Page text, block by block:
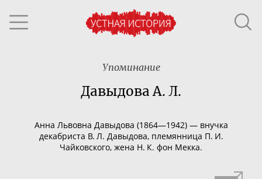
Упоминание
Давыдова А. Л.
Анна Львовна Давыдова (1864—1942) — внучка
декабриста В. Л. Давыдова, племянница П. И.
Чайковского, жена Н. К. фон Мекка.